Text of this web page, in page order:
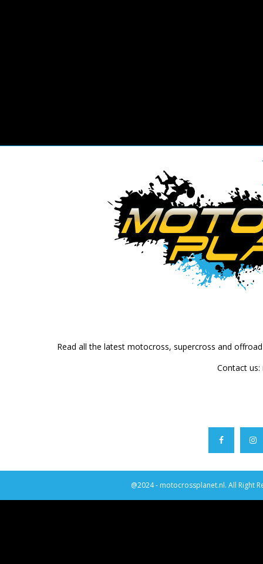
Read all the latest motocross, supercross and
Contact us:
@2024 - motocrossplanet.nl. All Right